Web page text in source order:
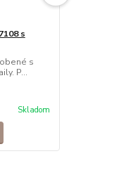
s
s
P...
Skladom